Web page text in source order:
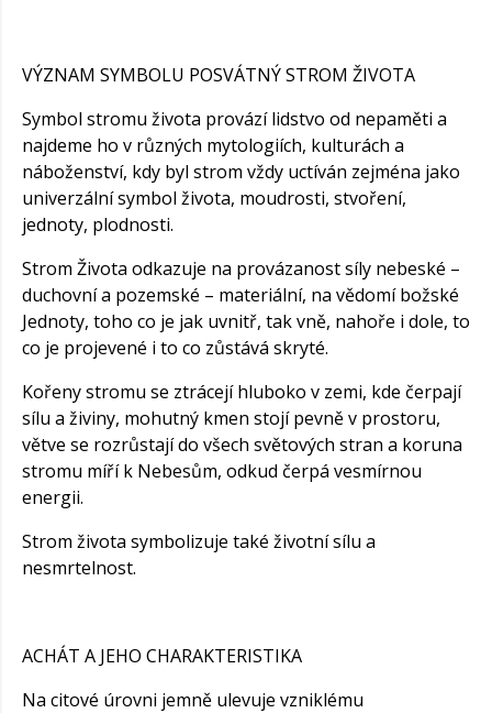
VÝZNAM SYMBOLU POSVÁTNÝ STROM ŽIVOTA
Symbol stromu života provází lidstvo od nepaměti a
najdeme ho v různých mytologiích, kulturách a
náboženství, kdy byl strom vždy uctíván zejména jako
univerzální symbol života, moudrosti, stvoření,
jednoty, plodnosti.
Strom Života odkazuje na provázanost síly nebeské –
duchovní a pozemské – materiální, na vědomí božské
Jednoty, toho co je jak uvnitř, tak vně, nahoře i dole, to
co je projevené i to co zůstává skryté.
Kořeny stromu se ztrácejí hluboko v zemi, kde čerpají
sílu a živiny, mohutný kmen stojí pevně v prostoru,
větve se rozrůstají do všech světových stran a koruna
stromu míří k Nebesům, odkud čerpá vesmírnou
energii.
Strom života symbolizuje také životní sílu a
nesmrtelnost.
ACHÁT A JEHO CHARAKTERISTIKA
Na citové úrovni jemně ulevuje vzniklému